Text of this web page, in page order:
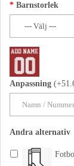
Barnstorlek
Anpassning
Andra alternativ